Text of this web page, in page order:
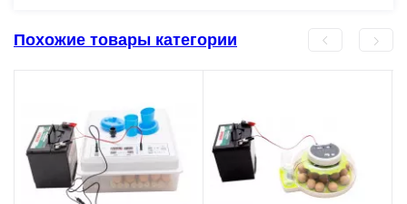
Похожие товары категории